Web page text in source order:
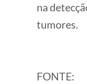
na
tumores.
FONTE: